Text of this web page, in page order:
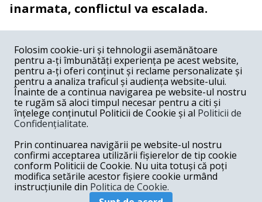
inarmata, conflictul va escalada.
COMENTARII
Nume
Email
Postează comentariu
Folosim cookie-uri și tehnologii asemănătoare
pentru a-ți îmbunătăți experiența pe acest website,
pentru a-ți oferi conținut și reclame personalizate și
pentru a analiza traficul și audiența website-ului.
Înainte de a continua navigarea pe website-ul nostru
te rugăm să aloci timpul necesar pentru a citi și
înțelege conținutul Politicii de Cookie și al Politicii de
Confidențialitate.
Prin continuarea navigării pe website-ul nostru
confirmi acceptarea utilizării fișierelor de tip cookie
conform Politicii de Cookie. Nu uita totuși că poți
modifica setările acestor fișiere cookie urmând
instrucțiunile din Politica de Cookie.